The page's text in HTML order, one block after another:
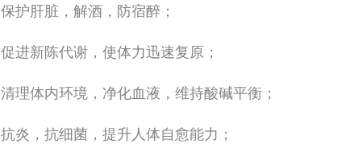
保护肝脏，解酒，防宿醉；
促进新陈代谢，使体力迅速复原；
清理体内环境，净化血液，维持酸碱平衡；
抗炎，抗细菌，提升人体自愈能力；